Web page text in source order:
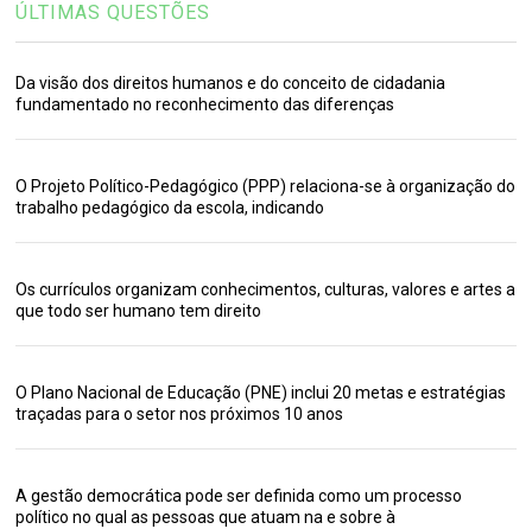
ÚLTIMAS QUESTÕES
Da visão dos direitos humanos e do conceito de cidadania
fundamentado no reconhecimento das diferenças
O Projeto Político-Pedagógico (PPP) relaciona-se à organização do
trabalho pedagógico da escola, indicando
Os currículos organizam conhecimentos, culturas, valores e artes a
que todo ser humano tem direito
O Plano Nacional de Educação (PNE) inclui 20 metas e estratégias
traçadas para o setor nos próximos 10 anos
A gestão democrática pode ser definida como um processo
político no qual as pessoas que atuam na e sobre à